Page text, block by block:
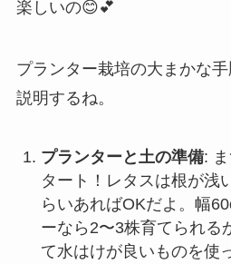
楽しいの😊💕
プランター栽培の大まかな
説明するね。
プランターと土の準備:
タート！レタスは根が浅
らいあればOKだよ。幅
ーなら2〜3株育てられる
て水はけが良いものを使